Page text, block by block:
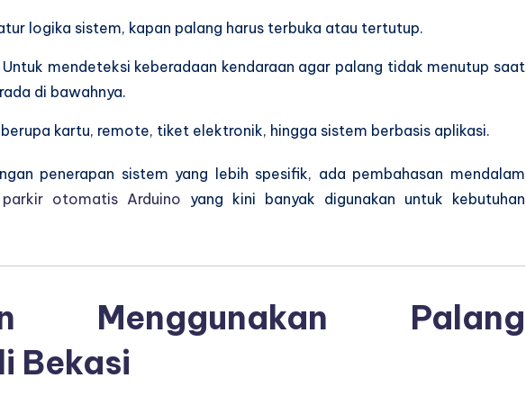
logika sistem, kapan palang harus terbuka atau tertutup.
Untuk mendeteksi keberadaan kendaraan agar palang tidak menutup saat
di bawahnya.
berupa kartu, remote, tiket elektronik, hingga sistem berbasis aplikasi.
penerapan sistem yang lebih spesifik, ada pembahasan mendalam
otomatis Arduino yang kini banyak digunakan untuk kebutuhan
Menggunakan Palang
Bekasi